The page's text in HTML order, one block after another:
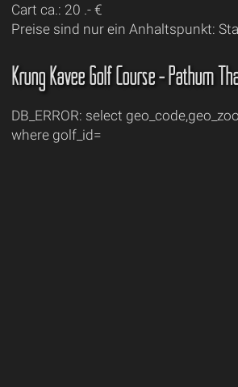
Cart ca.: 20 .- €
Preise sind nur ein Anhaltspunkt:
Krung Kavee Golf Course - Pathum
DB_ERROR: select
where golf_id=